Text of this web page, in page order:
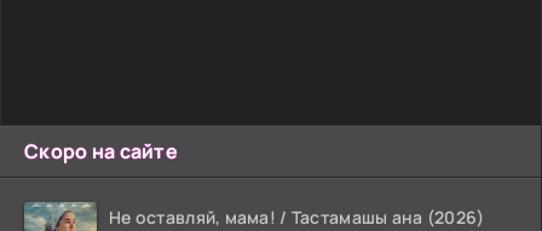
Скоро на сайте
Не оставляй, мама! / Тастамашы ана (2026)